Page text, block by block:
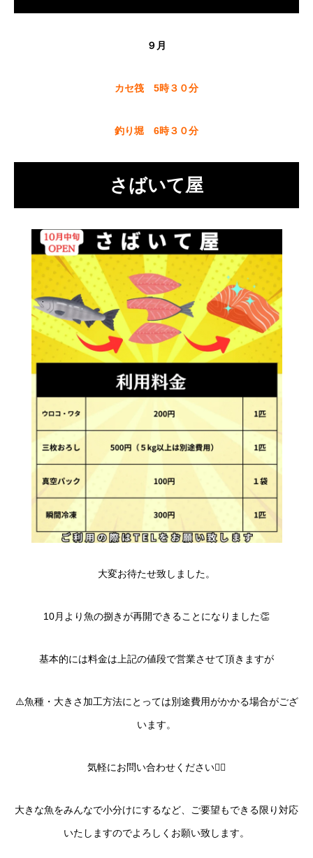
９月
カセ筏 5時３０分
釣り堀 6時３０分
さばいて屋
大変お待たせ致しました。
10月より魚の捌きが再開できることになりました👏
基本的には料金は上記の値段で営業させて頂きますが
⚠️魚種・大きさ加工方法にとっては別途費用がかかる場合がござ
います。
気軽にお問い合わせください🙇‍♂️
大きな魚をみんなで小分けにするなど、ご要望もできる限り対応
いたしますのでよろしくお願い致します。